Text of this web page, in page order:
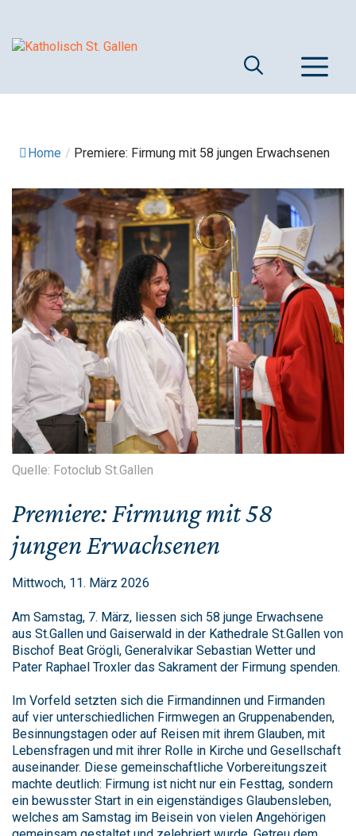
Inhalt
Home / Premiere: Firmung mit 58 jungen Erwachsenen
Quelle: Fotoclub St.Gallen
Premiere: Firmung mit 58
jungen Erwachsenen
Mittwoch, 11. März 2026
Am Samstag, 7. März, liessen sich 58 junge Erwachsene
aus St.Gallen und Gaiserwald in der Kathedrale St.Gallen von
Bischof Beat Grögli, Generalvikar Sebastian Wetter und
Pater Raphael Troxler das Sakrament der Firmung spenden.
Im Vorfeld setzten sich die Firmandinnen und Firmanden
auf vier unterschiedlichen Firmwegen an Gruppenabenden,
Besinnungstagen oder auf Reisen mit ihrem Glauben, mit
Lebensfragen und mit ihrer Rolle in Kirche und Gesellschaft
auseinander. Diese gemeinschaftliche Vorbereitungszeit
machte deutlich: Firmung ist nicht nur ein Festtag, sondern
ein bewusster Start in ein eigenständiges Glaubensleben,
welches am Samstag im Beisein von vielen Angehörigen